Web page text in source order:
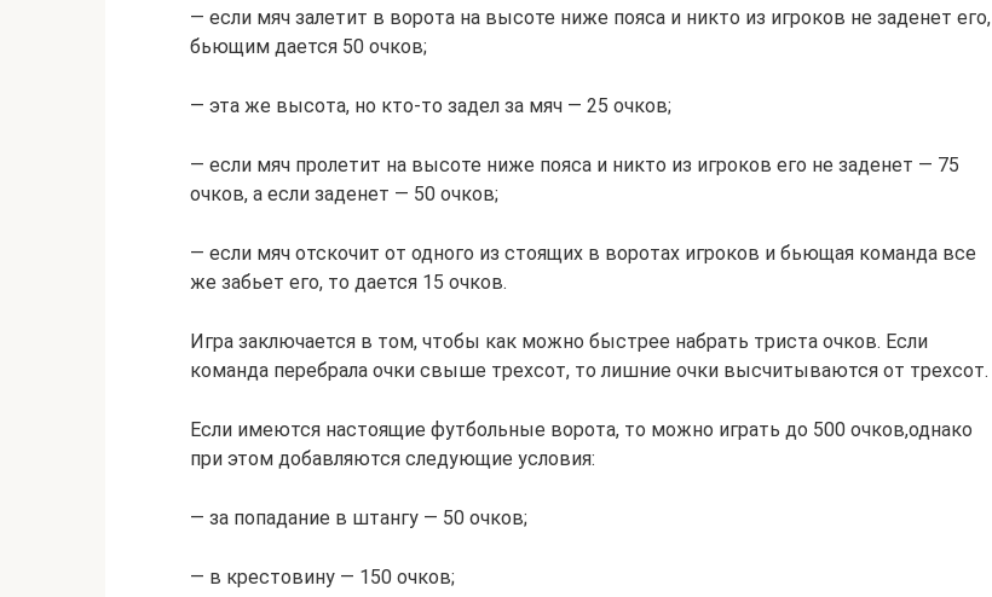
— если мяч залетит в ворота на высоте ниже пояса и никто из игроков не заденет его,
бьющим дается 50 очков;
— эта же высота, но кто-то задел за мяч — 25 очков;
— если мяч пролетит на высоте ниже пояса и никто из игроков его не заденет — 75
очков, а если заденет — 50 очков;
— если мяч отскочит от одного из стоящих в воротах игроков и бьющая команда все
же забьет его, то дается 15 очков.
Игра заключается в том, чтобы как можно быстрее набрать триста очков. Если
команда перебрала очки свыше трехсот, то лишние очки высчитываются от трехсот.
Если имеются настоящие футбольные ворота, то можно играть до 500 очков,однако
при этом добавляются следующие условия:
— за попадание в штангу — 50 очков;
— в крестовину — 150 очков;